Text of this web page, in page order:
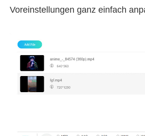
Voreinstellungen ganz einfach